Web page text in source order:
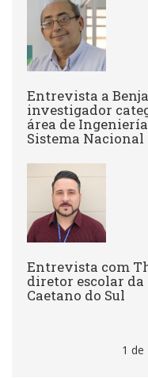
Entrevista a
investigador
área de
Sistema Nacional
Entrevista com
diretor escolar da
Caetano do Sul
1 de